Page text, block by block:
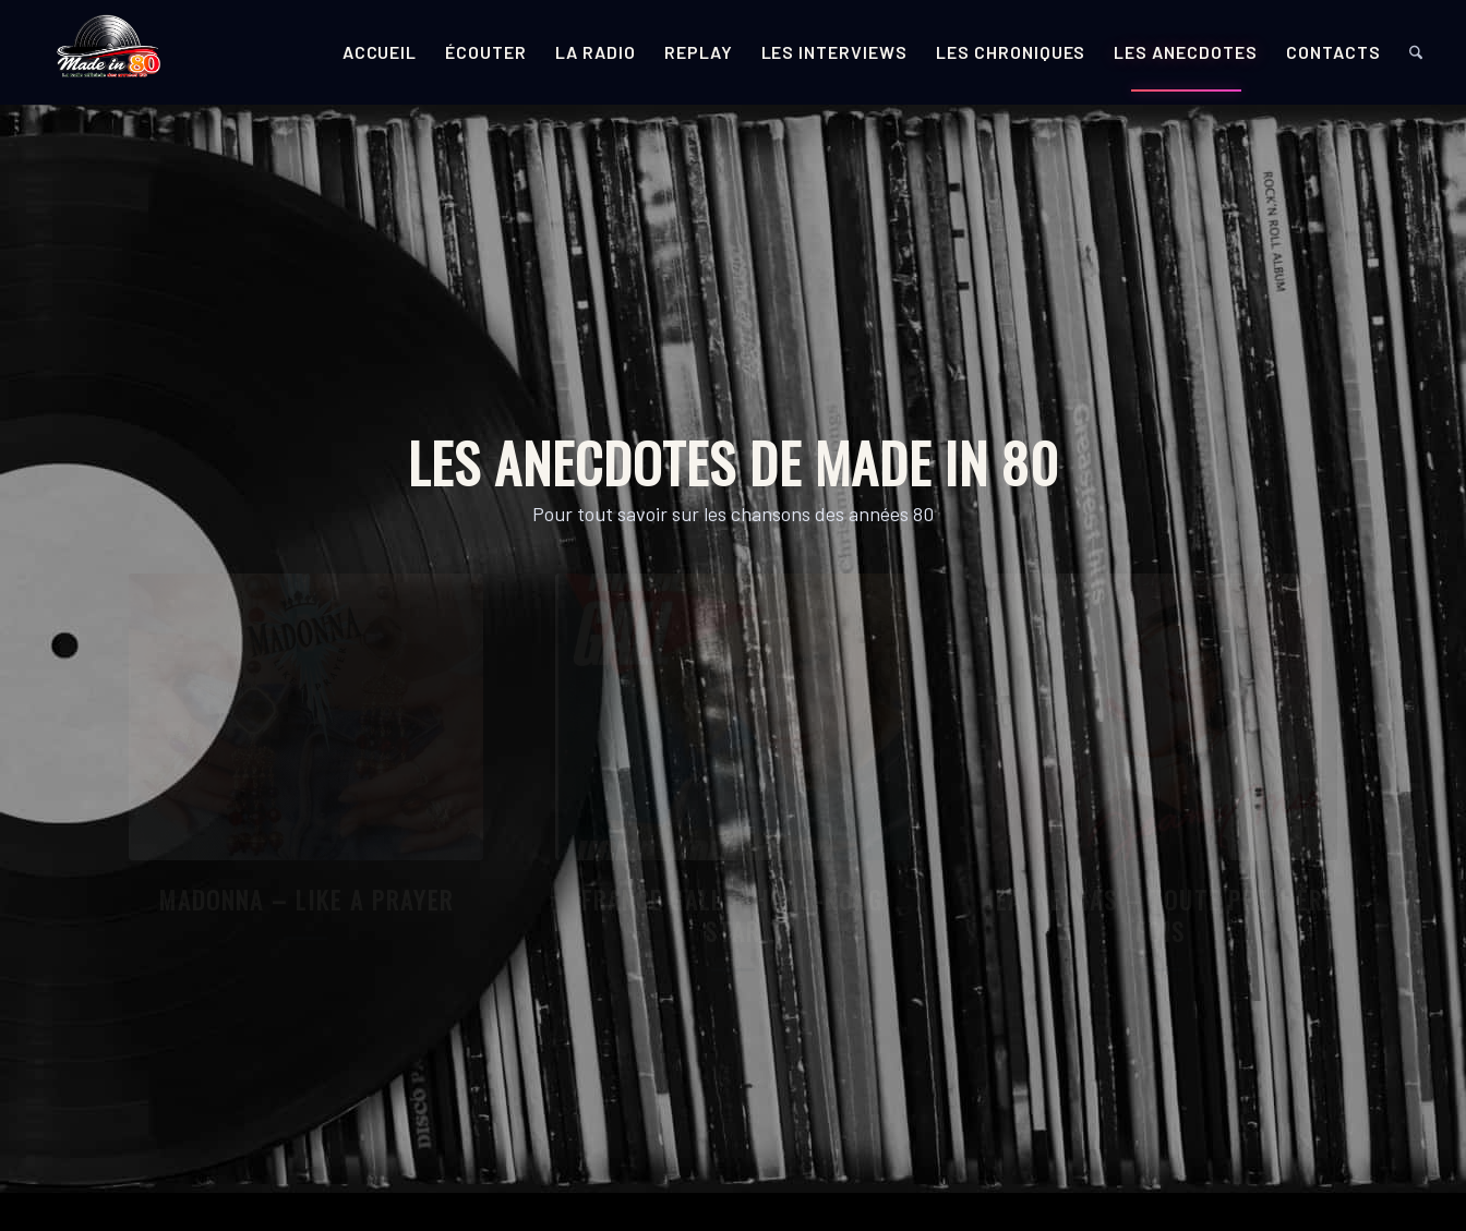
ACCUEIL ÉCOUTER LA RADIO REPLAY LES INTERVIEWS LES CHRONIQUES LES ANECDOTES CONTACTS
LES ANECDOTES DE MADE IN 80
Pour tout savoir sur les chansons des années 80
FRANCE GALL – HONG-KONG
STAR
JEANNE MAS – TOUTE PREMIÈRE
FOIS